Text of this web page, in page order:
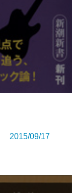
2015/09/17